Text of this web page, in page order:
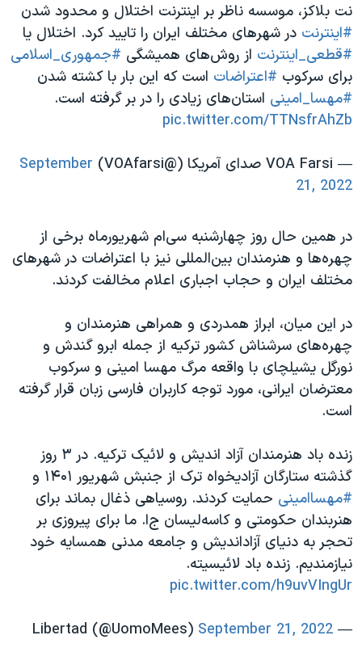
نت بلاکز، موسسه ناظر بر اینترنت اختلال و محدود شدن
#اینترنت در شهرهای مختلف ایران را تایید کرد. اختلال یا
#قطعی_اینترنت از روش‌های همیشگی #جمهوری_اسلامی
برای سرکوب #اعتراضات است که این بار با کشته شدن
#مهسا_امینی استان‌های زیادی را در بر گرفته است.
pic.twitter.com/TTNsfrAhZb
— VOA Farsi صدای آمریکا (@VOAfarsi)
September
21, 2022
در همین حال روز چهارشنبه سی‌ام شهریورماه برخی از
چهره‌ها و هنرمندان بین‌المللی نیز با اعتراضات در شهرهای
مختلف ایران و حجاب اجباری اعلام مخالفت کردند.
در این میان، ابراز همدردی و همراهی هنرمندان و
چهره‌های سرشناش کشور ترکیه از جمله ابرو گندش و
نورگل یشیلچای با واقعه مرگ مهسا امینی و سرکوب
معترضان ایرانی، مورد توجه کاربران فارسی زبان قرار گرفته
است.
زنده باد هنرمندان آزاد اندیش و لائیک ترکیه. در ۳ روز
گذشته ستارگان آزادیخواه ترک از جنبش شهریور ۱۴۰۱ و
#مهساامینی حمایت کردند. روسیاهی ذغال بماند برای
هنربندان حکومتی و کاسه‌لیسان ج‌ا. ما برای پیروزی بر
تحجر به دنیای آزاداندیش و جامعه مدنی همسایه خود
نیازمندیم. زنده باد لائیسیته.
pic.twitter.com/h9uvVIngUr
— Libertad (@UomoMees)
September 21, 2022